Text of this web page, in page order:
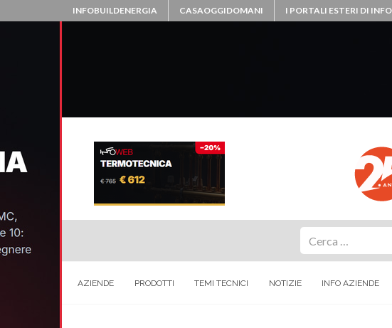
INFOBUILDENERGIA CASAOGGIDOMANI I PORTALI ESTERI DI
AZIENDE PRODOTTI TEMI TECNICI NOTIZIE INFO AZIENDE